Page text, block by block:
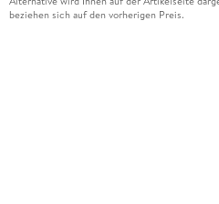
beziehen sich auf den vorherigen Preis.